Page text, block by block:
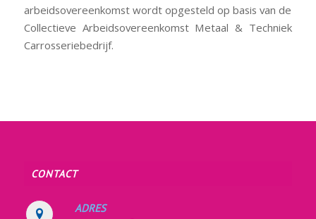
arbeidsovereenkomst wordt opgesteld op basis van de
Collectieve Arbeidsovereenkomst Metaal & Techniek
Carrosseriebedrijf.
CONTACT
ADRES